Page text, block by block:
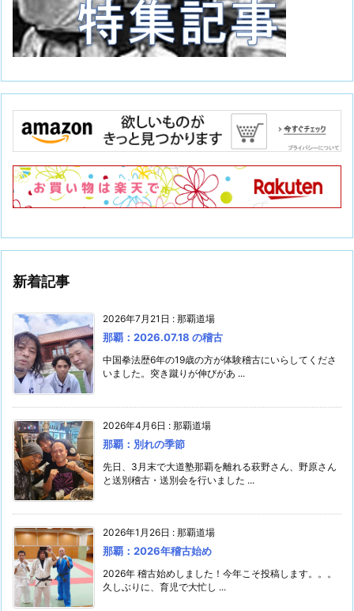
新着記事
2026年7月21日 : 那覇道場
那覇：2026.07.18 の稽古
中国拳法歴6年の19歳の方が体験稽古にいらしてくださ
いました。突き蹴りが伸びがあ ...
2026年4月6日 : 那覇道場
那覇：別れの季節
先日、3月末で大道塾那覇を離れる萩野さん、野原さん
と送別稽古・送別会を行いました ...
2026年1月26日 : 那覇道場
那覇：2026年稽古始め
2026年 稽古始めしました！今年こそ投稿します。。。
久しぶりに、育児で大忙し ...